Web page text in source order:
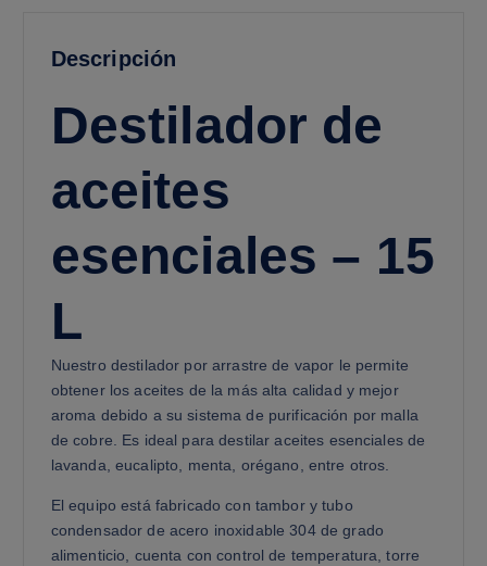
Descripción
Destilador de
aceites
esenciales – 15
L
Nuestro destilador por arrastre de vapor le permite
obtener los aceites de la más alta calidad y mejor
aroma debido a su sistema de purificación por malla
de cobre. Es ideal para destilar aceites esenciales de
lavanda, eucalipto, menta, orégano, entre otros.
El equipo está fabricado con tambor y tubo
condensador de acero inoxidable 304 de grado
alimenticio, cuenta con control de temperatura, torre